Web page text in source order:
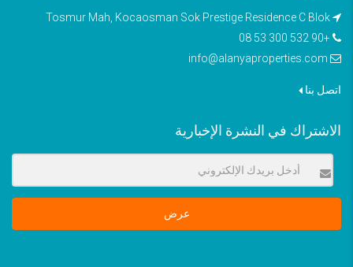
+90 532 300 53 08
info@alanyaproperties.com
اتصل بنا
الاشتراك في النشرة الإخبارية
عرض